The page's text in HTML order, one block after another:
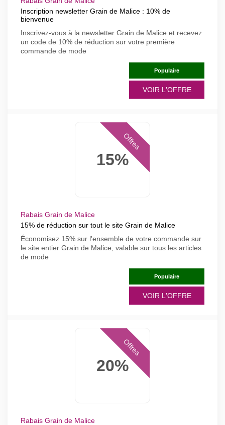
Inscription newsletter Grain de Malice : 10% de
bienvenue
Inscrivez-vous à la newsletter Grain de Malice et recevez
un code de 10% de réduction sur votre première
commande de mode
Populaire
VOIR L'OFFRE
15%
Offres
Rabais Grain de Malice
15% de réduction sur tout le site Grain de Malice
Économisez 15% sur l'ensemble de votre commande sur
le site entier Grain de Malice, valable sur tous les articles
de mode
Populaire
VOIR L'OFFRE
20%
Offres
Rabais Grain de Malice